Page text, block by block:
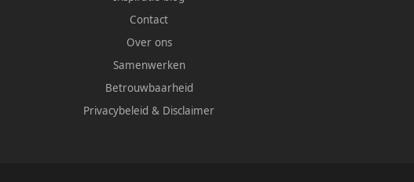
Contact
Over ons
Samenwerken
Betrouwbaarheid
Privacybeleid & Disclaimer